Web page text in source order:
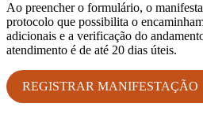
Ao preencher o formulário, o
protocolo que possibilita o
adicionais e a verificação do
atendimento é de até 20 dias úteis.
REGISTRAR MANIFESTAÇÃO